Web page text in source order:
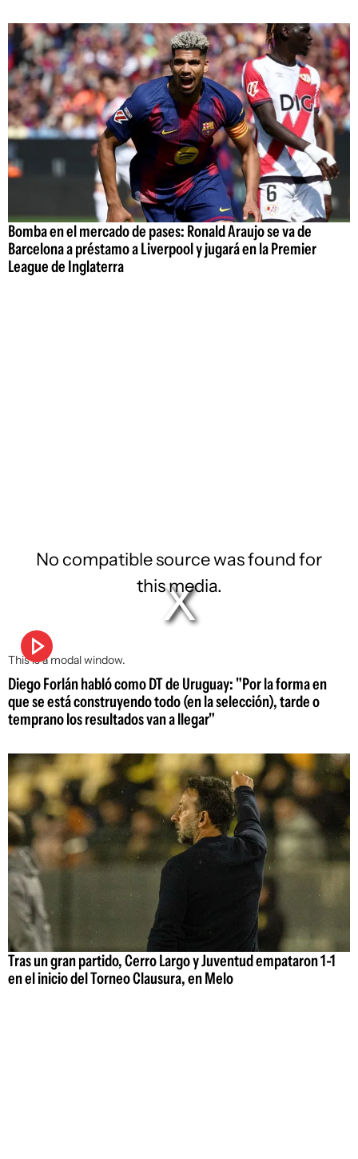
Bomba en el mercado de pases: Ronald Araujo se va de
Barcelona a préstamo a Liverpool y jugará en la Premier
League de Inglaterra
This is a modal window.
No compatible source was found for
this media.
Diego Forlán habló como DT de Uruguay: "Por la forma en
que se está construyendo todo (en la selección), tarde o
temprano los resultados van a llegar"
Tras un gran partido, Cerro Largo y Juventud empataron 1-1
en el inicio del Torneo Clausura, en Melo